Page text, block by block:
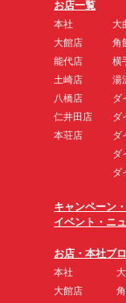
お店一覧
本社
大館店
能代店
土崎店
八橋店
仁井田店
本荘店
大
角
横
湯
ダ
ダ
ダ
ダ
ダ
キャンペーン・
イベント・ニ
お店・本社ブ
本社
大館店